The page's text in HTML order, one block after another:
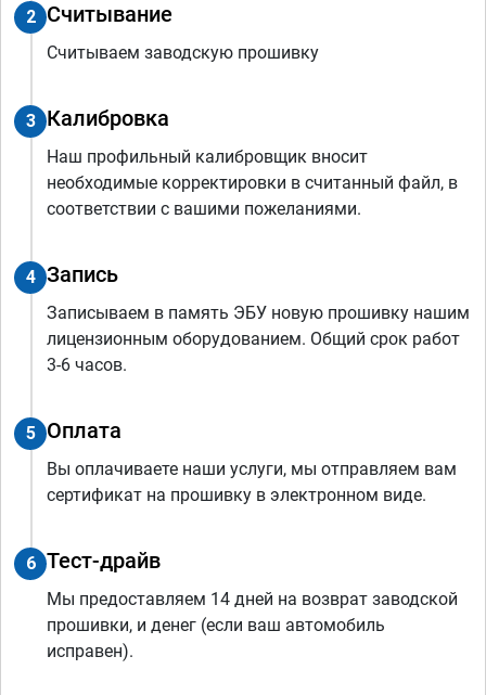
2 Считывание
Считываем заводскую прошивку
3 Калибровка
Наш профильный калибровщик вносит
необходимые корректировки в считанный файл, в
соответствии с вашими пожеланиями.
4 Запись
Записываем в память ЭБУ новую прошивку нашим
лицензионным оборудованием. Общий срок работ
3-6 часов.
5 Оплата
Вы оплачиваете наши услуги, мы отправляем вам
сертификат на прошивку в электронном виде.
6 Тест-драйв
Мы предоставляем 14 дней на возврат заводской
прошивки, и денег (если ваш автомобиль
исправен).